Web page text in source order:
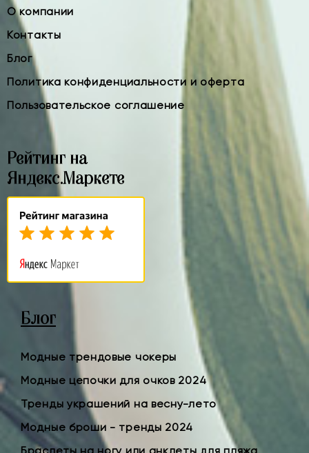
О компании
Контакты
Блог
Политика конфиденциальности и оферта
Пользовательское соглашение
Рейтинг на
Яндекс.Маркете
Блог
Модные трендовые чокеры
Модные цепочки для очков 2024
Тренды украшений на весну-лето
Модные броши - тренды 2024